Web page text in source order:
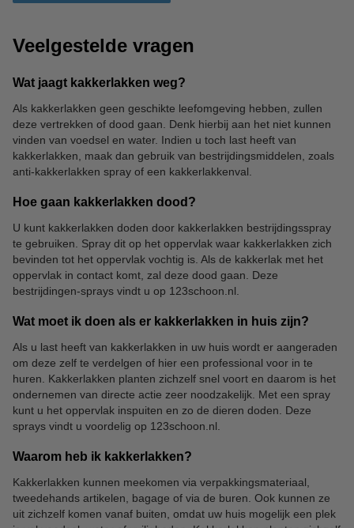
Veelgestelde vragen
Wat jaagt kakkerlakken weg?
Als kakkerlakken geen geschikte leefomgeving hebben, zullen
deze vertrekken of dood gaan. Denk hierbij aan het niet kunnen
vinden van voedsel en water. Indien u toch last heeft van
kakkerlakken, maak dan gebruik van bestrijdingsmiddelen, zoals
anti-kakkerlakken spray of een kakkerlakkenval.
Hoe gaan kakkerlakken dood?
U kunt kakkerlakken doden door kakkerlakken bestrijdingsspray
te gebruiken. Spray dit op het oppervlak waar kakkerlakken zich
bevinden tot het oppervlak vochtig is. Als de kakkerlak met het
oppervlak in contact komt, zal deze dood gaan. Deze
bestrijdingen-sprays vindt u op 123schoon.nl.
Wat moet ik doen als er kakkerlakken in huis zijn?
Als u last heeft van kakkerlakken in uw huis wordt er aangeraden
om deze zelf te verdelgen of hier een professional voor in te
huren. Kakkerlakken planten zichzelf snel voort en daarom is het
ondernemen van directe actie zeer noodzakelijk. Met een spray
kunt u het oppervlak inspuiten en zo de dieren doden. Deze
sprays vindt u voordelig op 123schoon.nl.
Waarom heb ik kakkerlakken?
Kakkerlakken kunnen meekomen via verpakkingsmateriaal,
tweedehands artikelen, bagage of via de buren. Ook kunnen ze
uit zichzelf komen vanaf buiten, omdat uw huis mogelijk een plek